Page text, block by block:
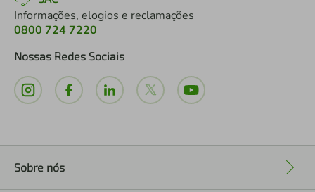
Informações, elogios e reclamações
0800 724 7220
Nossas Redes Sociais
Sobre nós